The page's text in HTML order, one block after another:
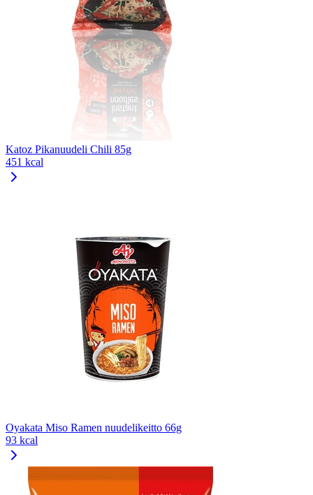
Katoz Pikanuudeli Chili 85g
451 kcal
Oyakata Miso Ramen nuudelikeitto 66g
93 kcal